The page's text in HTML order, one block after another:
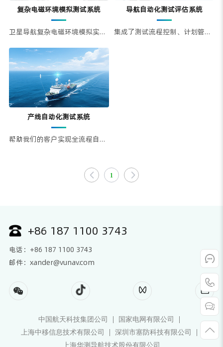
复杂电磁环境模拟测试系统
卫星导航复杂电磁环境模拟实验
开放环境中可见星座导航信号及
可能面临的多种复杂干扰
导航自动化测试评估系统
集成了测试流程控制、计划管
产线自动化测试系统
帮助我们的客户实现全流程自动
容量与测试效率，并降低实验室
1
+86 187 1100 3743
电话：+86 187 1100 3743
邮件：xander@vunav.com
中国航天科技集团公司
国家电网有限公司
上海中移信息技术有限公司
深圳市塞防科技有限公司
上海华测导航技术股份有限公司